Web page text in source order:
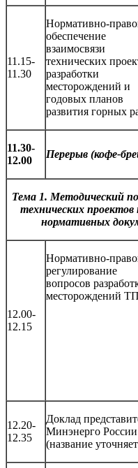
11.15-
11.30
Нормативно-
обеспечение
взаимосвязи
технических
разработки
месторождений и
годовых планов
развития горных
11.30-
12.00
Перерыв (кофе-
Тема 1. Методический
технических
нормативных
12.00-
12.15
Нормативно-
регулирование
вопросов
месторождений
12.20-
12.35
Доклад
Минэнерго России
(название